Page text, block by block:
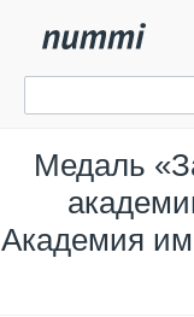
Медаль
Академия